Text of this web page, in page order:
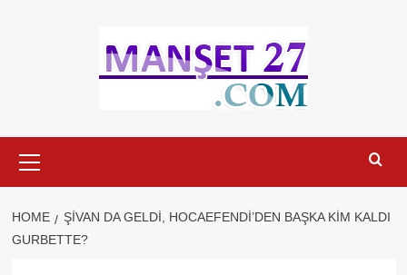
Menu
HOME
ŞIVAN DA GELDI, HOCAEFENDI’DEN BAŞKA KIM KALDI
GURBETTE?